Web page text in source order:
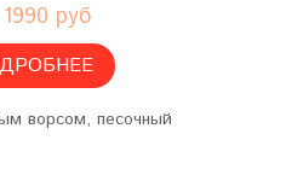
руб
ворсом, песочный